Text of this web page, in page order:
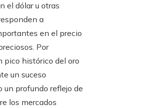
el dólar u otras
a
en el precio
Por
pico histórico del oro
un suceso
un profundo reflejo de
los mercados